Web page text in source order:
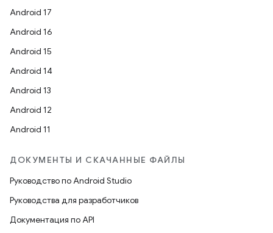
Android 17
Android 16
Android 15
Android 14
Android 13
Android 12
Android 11
ДОКУМЕНТЫ И СКАЧАННЫЕ ФАЙЛЫ
Руководство по Android Studio
Руководства для разработчиков
Документация по API